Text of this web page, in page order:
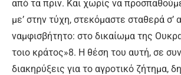
α­πό τα πριν. Και χω­ρίς να
με’ στην τύ­χη, στε­κό­μα­στε στα­θε­ρά σ’
ναμ­φι­σβή­τη­το: στο δι­καί­ω­μα της
τοιο κρά­τος»8. Η θέ­ση του αυ­τή, σε
δι­ακ­η­ρύ­ξεις για το α­γρο­τι­κό ζή­τη­μα,